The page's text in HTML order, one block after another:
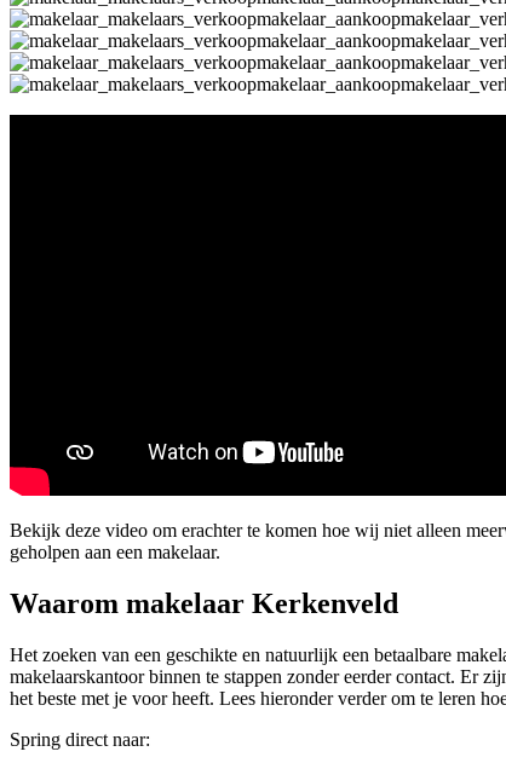
Bekijk deze video om erachter te komen hoe wij niet alleen
geholpen aan een makelaar.
Waarom makelaar Kerkenveld
Het zoeken van een geschikte en natuurlijk een betaalbare
makelaarskantoor binnen te stappen zonder eerder contact. Er
het beste met je voor heeft. Lees hieronder verder om te leren
Spring direct naar: